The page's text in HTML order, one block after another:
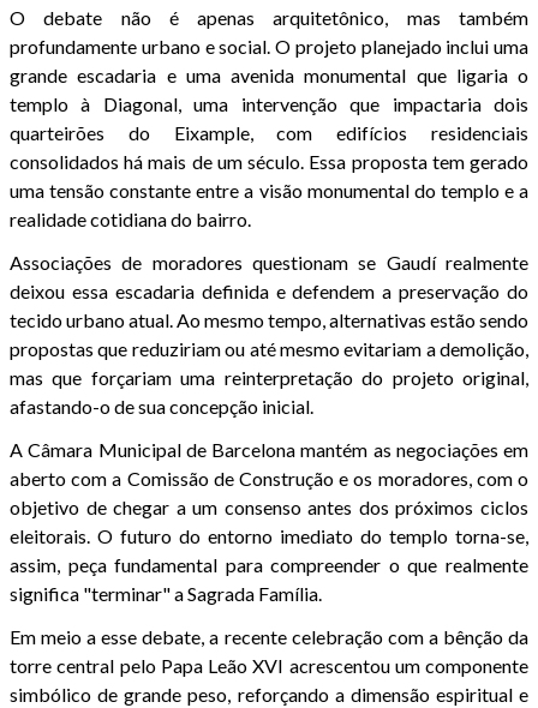
O debate não é apenas arquitetônico, mas também
profundamente urbano e social. O projeto planejado inclui uma
grande escadaria e uma avenida monumental que ligaria o
templo à Diagonal, uma intervenção que impactaria dois
quarteirões do Eixample, com edifícios residenciais
consolidados há mais de um século. Essa proposta tem gerado
uma tensão constante entre a visão monumental do templo e a
realidade cotidiana do bairro.
Associações de moradores questionam se Gaudí realmente
deixou essa escadaria definida e defendem a preservação do
tecido urbano atual. Ao mesmo tempo, alternativas estão sendo
propostas que reduziriam ou até mesmo evitariam a demolição,
mas que forçariam uma reinterpretação do projeto original,
afastando-o de sua concepção inicial.
A Câmara Municipal de Barcelona mantém as negociações em
aberto com a Comissão de Construção e os moradores, com o
objetivo de chegar a um consenso antes dos próximos ciclos
eleitorais. O futuro do entorno imediato do templo torna-se,
assim, peça fundamental para compreender o que realmente
significa "terminar" a Sagrada Família.
Em meio a esse debate, a recente celebração com a bênção da
torre central pelo Papa Leão XVI acrescentou um componente
simbólico de grande peso, reforçando a dimensão espiritual e